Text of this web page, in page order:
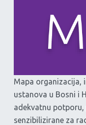
Mapa organizacija,
ustanova u Bosni i
adekvatnu
senzibilizirane za